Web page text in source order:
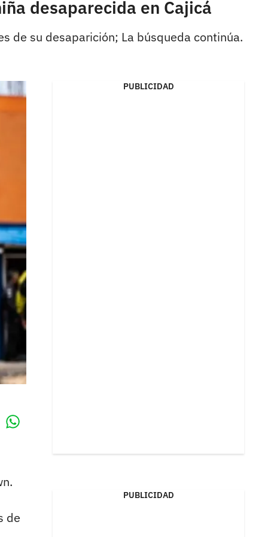
desaparecida en Cajicá
de su desaparición; La búsqueda continúa.
de
PUBLICIDAD
PUBLICIDAD